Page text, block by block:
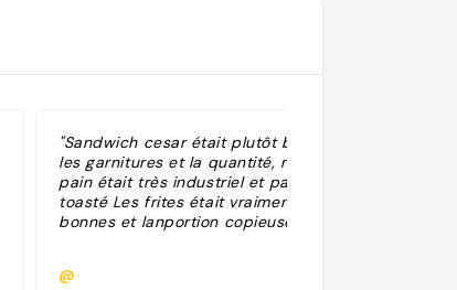
"Sandwich cesar était plutôt bon sur
les garnitures et la quantité, mais le
pain était très industriel et pas
toasté Les frites était vraiment
bonnes et lanportion copieuse"
@